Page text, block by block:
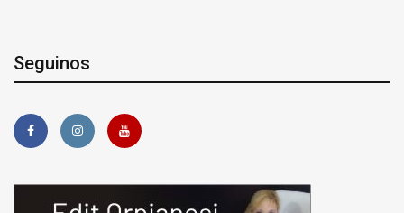
Seguinos